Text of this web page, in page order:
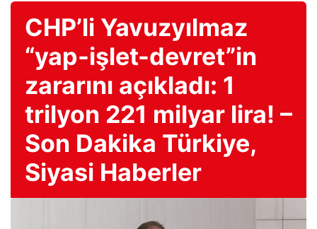
CHP’li Yavuzyılmaz
“yap-işlet-devret”in
zararını açıkladı: 1
trilyon 221 milyar lira! –
Son Dakika Türkiye,
Siyasi Haberler